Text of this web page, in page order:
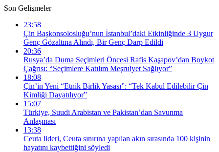
Son Gelişmeler
23:58
Çin Başkonsolosluğu’nun İstanbul’daki Etkinliğinde 3 Uygur
Genç Gözaltına Alındı, Bir Genç Darp Edildi
20:36
Rusya’da Duma Seçimleri Öncesi Rafis Kaşapov’dan Boykot
Çağrısı: “Seçimlere Katılım Meşruiyet Sağlıyor”
18:08
Çin’in Yeni “Etnik Birlik Yasası”: “Tek Kabul Edilebilir Çin
Kimliği Dayatılıyor”
15:07
Türkiye, Suudi Arabistan ve Pakistan’dan Savunma
Anlaşması
13:38
Ceuta lideri, Ceuta sınırına yapılan akın sırasında 100 kişinin
hayatını kaybettiğini söyledi